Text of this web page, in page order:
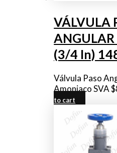
VÁLVULA
(3/4 In)
Válvula Paso
Amoniaco SVA$
to cart